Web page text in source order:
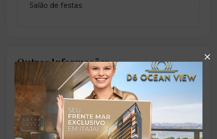
Salão de festas
Outras Informações
Referência:
O-81673-127592